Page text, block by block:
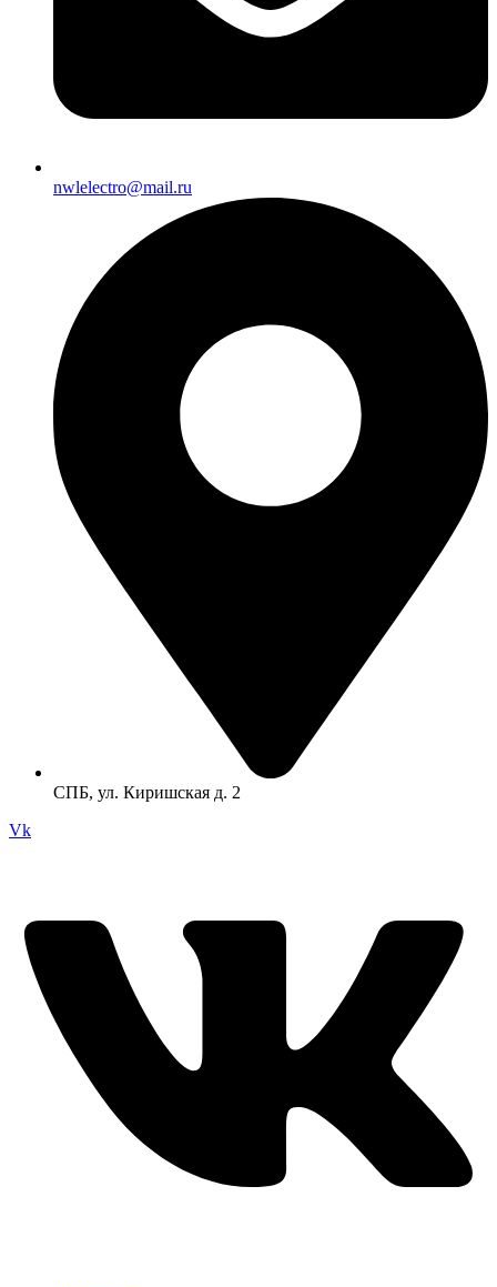
nwlelectro@mail.ru
СПБ, ул. Киришская д. 2
Vk